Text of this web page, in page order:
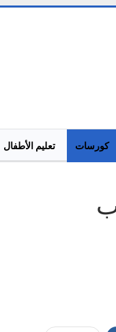
تعليم الأطفال كورسات